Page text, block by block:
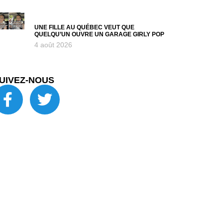
UNE FILLE AU QUÉBEC VEUT QUE
QUELQU’UN OUVRE UN GARAGE GIRLY POP
4 août 2026
NOUS